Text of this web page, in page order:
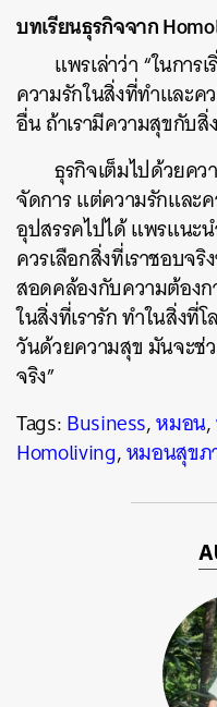
บทเรียนธุรกิจจาก
แพรเล่าว่า “ในกา
ความรักในสิ่งที่ทำและ
อื่น ถ้าเรามีความสุขกับ
ธุรกิจเต็มไปด้วยค
จัดการ แต่ความรักและ
อุปสรรคไปได้ แพรแนะน
ควรเลือกสิ่งที่เราชอบจ
สอดคล้องกับความต้องก
ในสิ่งที่เรารัก ทำในสิ่งที่
วันด้วยความสุข มันจะช่
จริง”
Tags:Business,หมอน,
Homoliving,หมอนสุข